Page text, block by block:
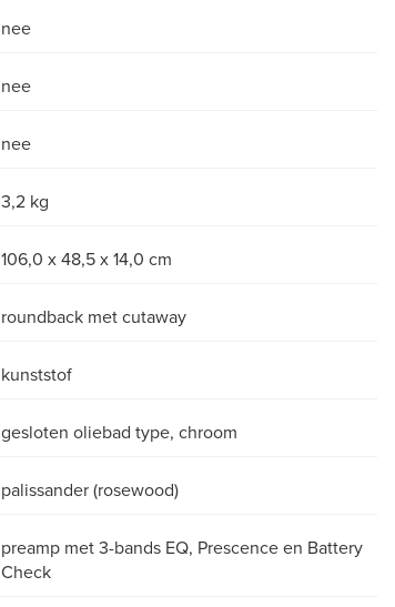
nee
nee
nee
3,2 kg
106,0 x 48,5 x 14,0 cm
roundback met cutaway
kunststof
gesloten oliebad type, chroom
palissander (rosewood)
preamp met 3-bands EQ, Prescence en Battery
Check